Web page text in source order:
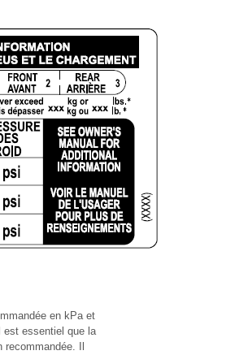
en kPa et
est essentiel que la
Il